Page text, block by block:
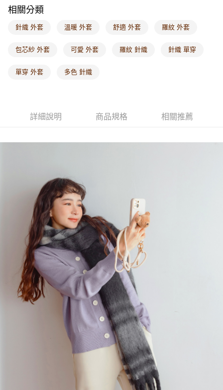
海外配送-港/澳/新/馬/泰國專屬
海外配送-其他亞洲地區 查看運費
相關分類
針織 外套 溫暖 外套 舒適 外套 羅紋 外套
包芯紗 外套 可愛 外套 羅紋 針織 針織 單穿
單穿 外套 多色 針織
詳細說明 商品規格 相關推薦